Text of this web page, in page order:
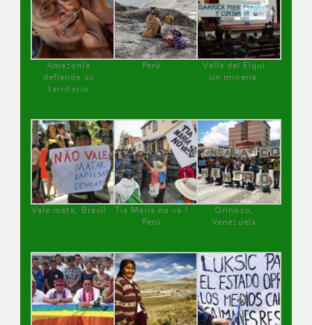
Amazonía
defiende su
territorio
Perú
Valle del Elqui
sin minería.
Vale mata, Brasil
Tía María no va !
Perú
Orinoco,
Venezuela